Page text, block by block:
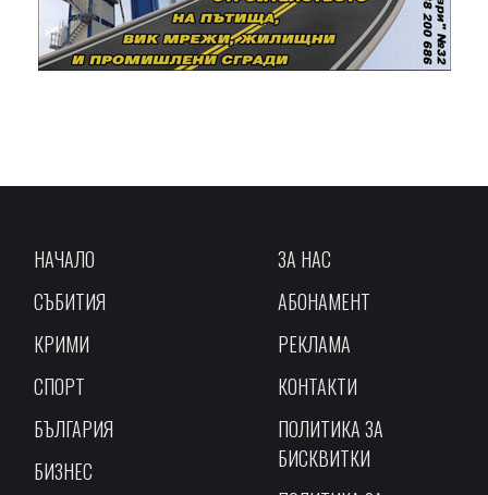
НАЧАЛО
СЪБИТИЯ
КРИМИ
СПОРТ
БЪЛГАРИЯ
БИЗНЕС
ЗА НАС
АБОНАМЕНТ
РЕКЛАМА
КОНТАКТИ
ПОЛИТИКА ЗА
БИСКВИТКИ